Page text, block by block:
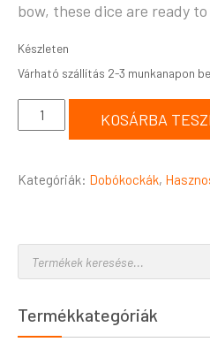
bow, these dice are ready
Készleten
KOSÁRBA
Kategóriák: Dobókockák,
Termékkategóriák